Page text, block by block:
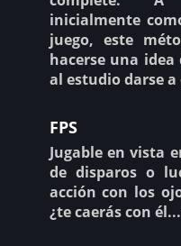
inicialmente
juego, este
hacerse una
al estudio darse
FPS
Jugable en vista
de disparos o
acción con los
¿te caerás con